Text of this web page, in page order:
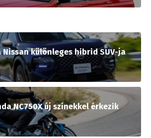
Nissan különleges hibrid SUV-ja
NC750X új színekkel érkezik